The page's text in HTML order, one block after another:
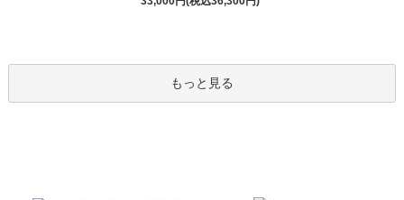
もっと見る